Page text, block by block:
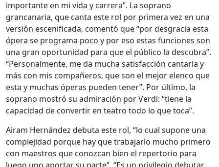
importante en mi vida y carrera”. La soprano
grancanaria, que canta este rol por primera vez en una
versión escenificada, comentó que “por desgracia esta
ópera se programa poco y por eso estas funciones son
una gran oportunidad para que el público la descubra”.
“Personalmente, me da mucha satisfacción cantarla y
más con mis compañeros, que son el mejor elenco que
esta y muchas óperas pueden tener”. Por último, la
soprano mostró su admiración por Verdi: “tiene la
capacidad de convertir en teatro todo lo que toca”.
Airam Hernández debuta este rol, “lo cual supone una
complejidad porque hay que trabajarlo mucho primero
con maestros que conozcan bien el repertorio para